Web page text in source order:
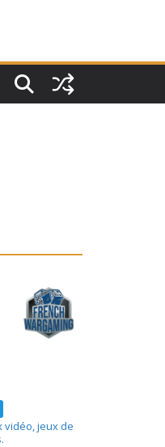
vidéo, jeux de